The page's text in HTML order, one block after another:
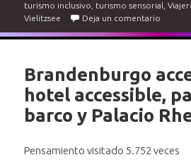
turismo inclusivo
turismo sensorial ,
Vielitzsee
Deja un comentario
Brandenburgo
hotel accessible,
barco y Palacio
Pensamiento visitado 5.752 veces